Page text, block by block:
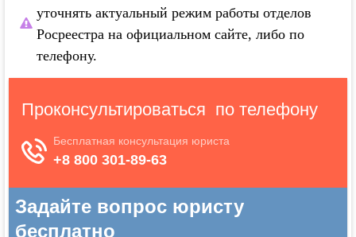
уточнять актуальный режим работы отделов
Росреестра на официальном сайте, либо по
телефону.